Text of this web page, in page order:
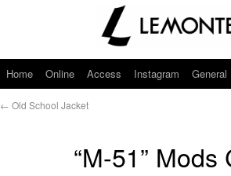
Home Online Access Instagram General
← Old School Jacket
“M-51” Mods